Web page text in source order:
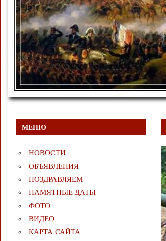
МЕНЮ
НОВОСТИ
ОБЪЯВЛЕНИЯ
ПОЗДРАВЛЯЕМ
ПАМЯТНЫЕ ДАТЫ
ФОТО
ВИДЕО
КАРТА САЙТА